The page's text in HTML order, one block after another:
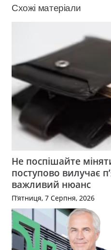
Схожі матеріали
Не поспішайте
поступово вилучає
важливий нюанс
П’ятниця, 7 Серпня, 2026